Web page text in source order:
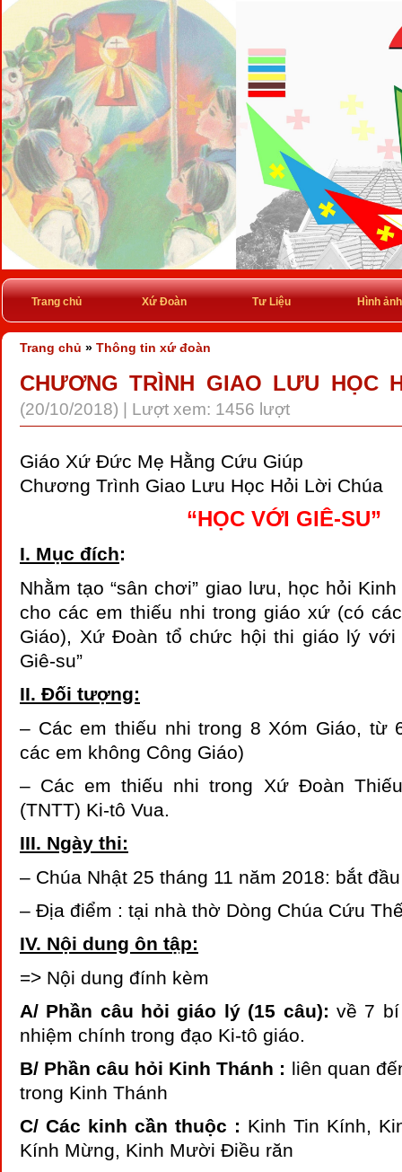
Trang chủ Xứ Đoàn Tư Liệu Hình ảnh
Trang chủ » Thông tin xứ đoàn
CHƯƠNG TRÌNH GIAO LƯU HỌC
(20/10/2018) | Lượt xem: 1456 lượt
Giáo Xứ Đức Mẹ Hằng Cứu Giúp
Chương Trình Giao Lưu Học Hỏi Lời Chúa
“HỌC VỚI GIÊ-SU”
I. Mục đích:
Nhằm tạo “sân chơi” giao lưu, học hỏi
cho các em thiếu nhi trong giáo xứ (có
Giáo), Xứ Đoàn tổ chức hội thi giáo lý với
Giê-su”
II. Đối tượng:
– Các em thiếu nhi trong 8 Xóm Giáo, từ
các em không Công Giáo)
– Các em thiếu nhi trong Xứ Đoàn
(TNTT) Ki-tô Vua.
III. Ngày thi:
– Chúa Nhật 25 tháng 11 năm 2018: bắt
– Địa điểm : tại nhà thờ Dòng Chúa Cứu
IV. Nội dung ôn tập:
=> Nội dung đính kèm
A/ Phần câu hỏi giáo lý (15 câu): về 7
nhiệm chính trong đạo Ki-tô giáo.
B/ Phần câu hỏi Kinh Thánh : liên quan
trong Kinh Thánh
C/ Các kinh cần thuộc : Kinh Tin Kính,
Kính Mừng, Kinh Mười Điều răn